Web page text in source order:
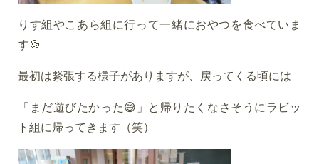
りす組やこあら組に行って一緒におやつを食べていま
す🍪
最初は緊張する様子がありますが、戻ってくる頃には
「まだ遊びたかった😅」と帰りたくなさそうにラビッ
ト組に帰ってきます（笑）